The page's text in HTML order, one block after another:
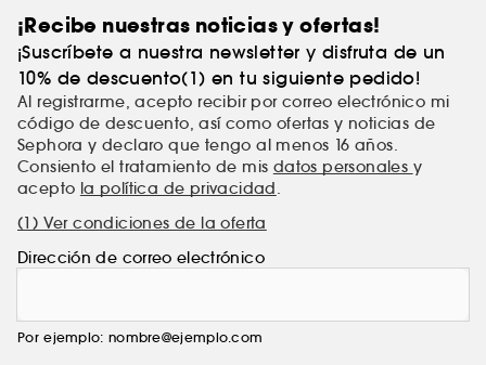
¡Recibe nuestras noticias y ofertas!
¡Suscríbete a nuestra newsletter y disfruta de un
10% de descuento(1) en tu siguiente pedido!
Al registrarme, acepto recibir por correo electrónico mi
código de descuento, así como ofertas y noticias de
Sephora y declaro que tengo al menos 16 años.
Consiento el tratamiento de mis datos personales y
acepto la política de privacidad.
(1) Ver condiciones de la oferta
Dirección de correo electrónico
Por ejemplo: nombre@ejemplo.com